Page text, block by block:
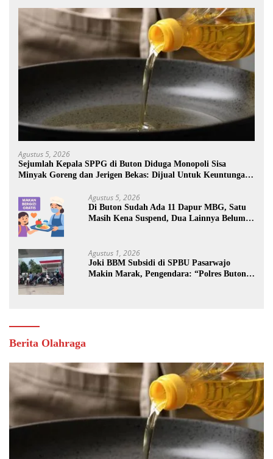
Agustus 5, 2026
Sejumlah Kepala SPPG di Buton Diduga Monopoli Sisa
Minyak Goreng dan Jerigen Bekas: Dijual Untuk Keuntungan
Agustus 5, 2026
Di Buton Sudah Ada 11 Dapur MBG, Satu
Masih Kena Suspend, Dua Lainnya Belum
Agustus 1, 2026
Joki BBM Subsidi di SPBU Pasarwajo
Makin Marak, Pengendara: “Polres Buton
Berita Olahraga